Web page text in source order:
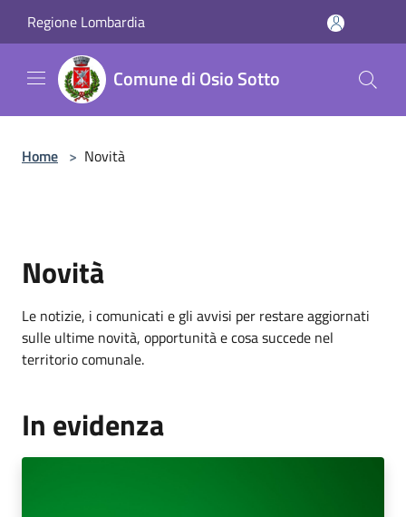
Regione Lombardia
Comune di Osio Sotto
Home > Novità
Novità
Le notizie, i comunicati e gli avvisi per restare aggiornati
sulle ultime novità, opportunità e cosa succede nel
territorio comunale.
In evidenza